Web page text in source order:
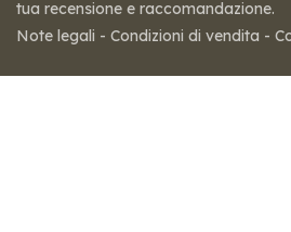
tua recensione e raccomandazione.
Note legali - Condizioni di vendita -